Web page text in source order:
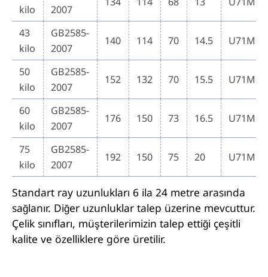
kilo
2007
43
kilo
GB2585-
2007
140 114 70 14.5 U71Mn
50
kilo
GB2585-
2007
152 132 70 15.5 U71Mn
60
kilo
GB2585-
2007
176 150 73 16.5 U71Mn
75
kilo
GB2585-
2007
192 150 75 20 U71Mn
Standart ray uzunlukları 6 ila 24 metre arasında
sağlanır. Diğer uzunluklar talep üzerine mevcuttur.
Çelik sınıfları, müşterilerimizin talep ettiği çeşitli
kalite ve özelliklere göre üretilir.